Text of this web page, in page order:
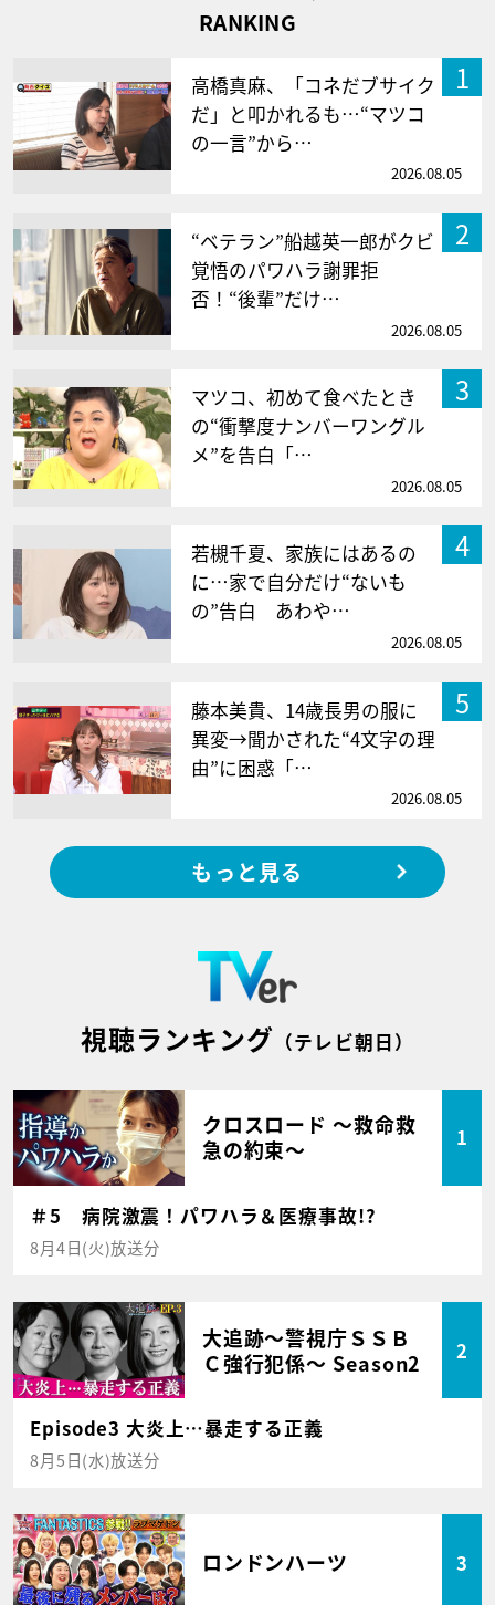
RANKING
1
高橋真麻、「コネだブサイク
だ」と叩かれるも…“マツコ
の一言”から…
2026.08.05
2
“ベテラン”船越英一郎がクビ
覚悟のパワハラ謝罪拒
否！“後輩”だけ…
2026.08.05
3
マツコ、初めて食べたとき
の“衝撃度ナンバーワングル
メ”を告白「…
2026.08.05
4
若槻千夏、家族にはあるの
に…家で自分だけ“ないも
の”告白 あわや…
2026.08.05
5
藤本美貴、14歳長男の服に
異変→聞かされた“4文字の理
由”に困惑「…
2026.08.05
もっと見る
視聴ランキング （テレビ朝日）
クロスロード ～救命救
急の約束～
1
＃5 病院激震！パワハラ＆医療事故!?
8月4日(火)放送分
大追跡～警視庁ＳＳＢ
Ｃ強行犯係～ Season2
2
Episode3 大炎上…暴走する正義
8月5日(水)放送分
ロンドンハーツ 3